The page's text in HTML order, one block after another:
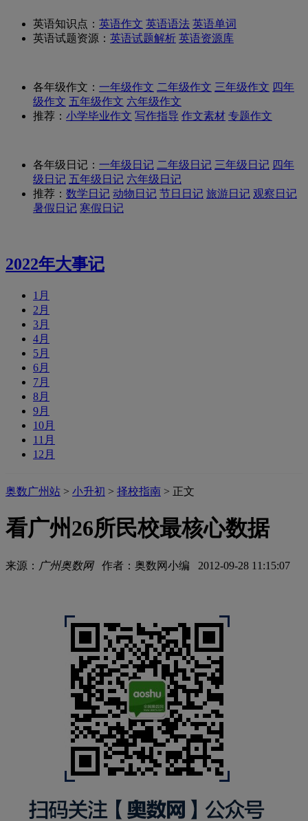
英语知识点： 英语作文 英语语法 英语单词
英语试题资源： 英语试题解析 英语资源库
各年级作文： 一年级作文 二年级作文 三年级作文 四年
级作文 五年级作文 六年级作文
推荐： 小学毕业作文 写作指导 作文素材 专题作文
各年级日记： 一年级日记 二年级日记 三年级日记 四年
级日记 五年级日记 六年级日记
推荐： 数学日记 动物日记 节日日记 旅游日记 观察日记
暑假日记 寒假日记
2022年大事记
1月
2月
3月
4月
5月
6月
7月
8月
9月
10月
11月
12月
奥数广州站 > 小升初 > 择校指南 > 正文
看广州26所民校最核心数据
来源： 广州奥数网作者：奥数网小编 2012-09-28 11:15:07